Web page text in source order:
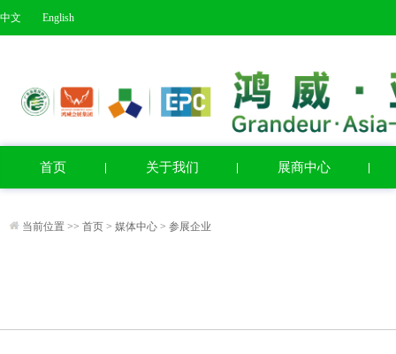
中文 English
首页 关于我们 展商中心
当前位置 >> 首页 > 媒体中心 > 参展企业